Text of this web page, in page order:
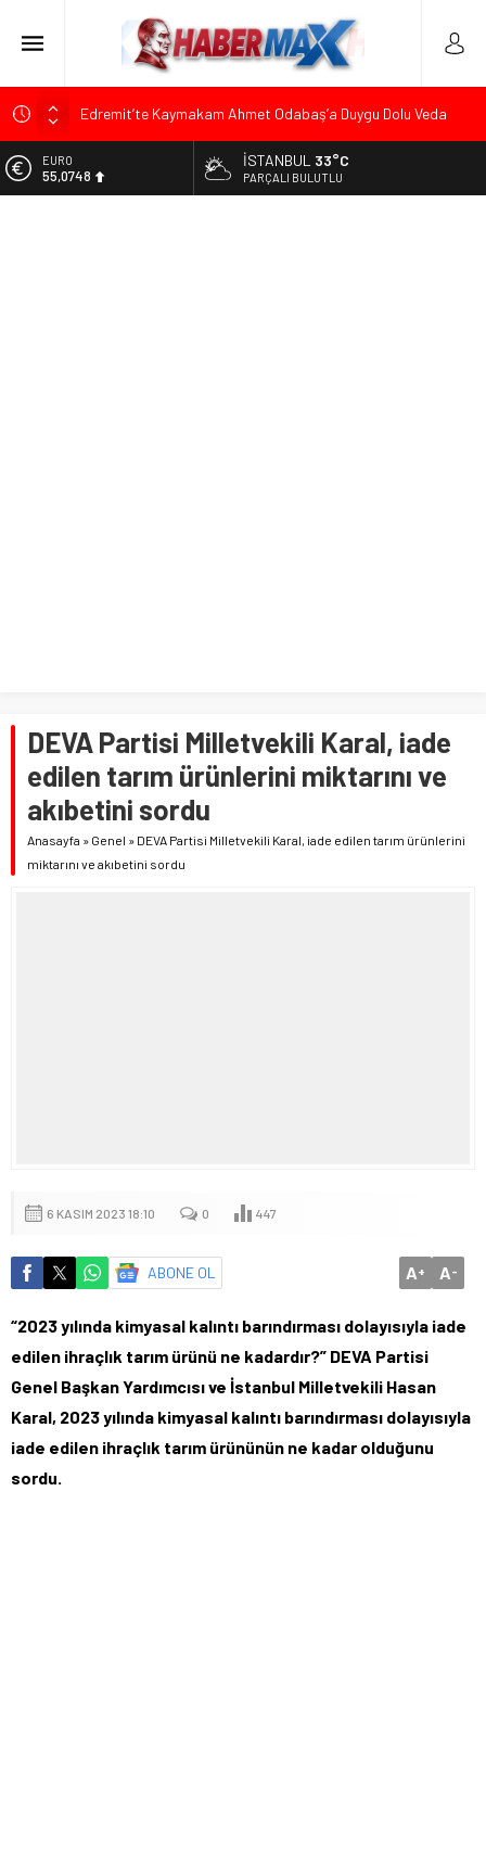
Edremit’te Kaymakam Ahmet Odabaş’a Duygu Dolu Veda
Tarihçi Yusuf Halaçoğlu’ndan TBMM’ye Sunulan Yasa Teklifine
Sert Eleştiri: “Osmanlı’nın Hukuk Anlayışının Gerisine
ALTIN
6.623,43
İSTANBUL 33°C
PARÇALI BULUTLU
DEVA Partisi Milletvekili Karal, iade
edilen tarım ürünlerini miktarını ve
akıbetini sordu
Anasayfa » Genel » DEVA Partisi Milletvekili Karal, iade edilen tarım ürünlerini
miktarını ve akıbetini sordu
6 KASIM 2023 18:10 0 447
ABONE OL A+ A-
“2023 yılında kimyasal kalıntı barındırması dolayısıyla iade
edilen ihraçlık tarım ürünü ne kadardır?” DEVA Partisi
Genel Başkan Yardımcısı ve İstanbul Milletvekili Hasan
Karal, 2023 yılında kimyasal kalıntı barındırması dolayısıyla
iade edilen ihraçlık tarım ürününün ne kadar olduğunu
sordu.